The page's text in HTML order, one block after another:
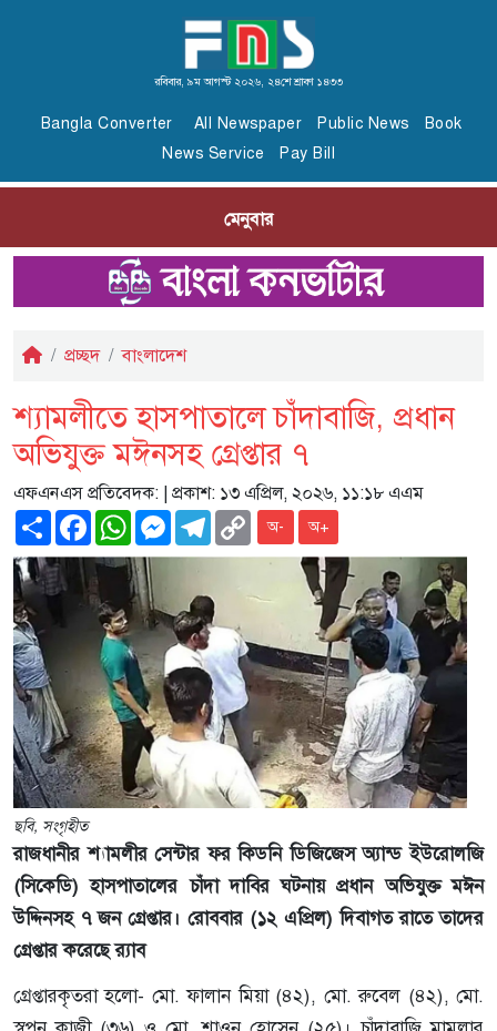
রবিবার, ৯ম আগস্ট ২০২৬, ২৪শে শ্রাবণ ১৪৩৩
Bangla Converter All Newspaper Public News
Book
News Service
Pay Bill
মেনুবার
প্রচ্ছদ বাংলাদেশ
শ্যামলীতে হাসপাতালে চাঁদাবাজি, প্রধান
অভিযুক্ত মঈনসহ গ্রেপ্তার ৭
এফএনএস প্রতিবেদক: | প্রকাশ: ১৩ এপ্রিল, ২০২৬, ১১:১৮ এএম
ShareFacebookWhatsAppMessenger
Telegram
Copy
Link
অ- অ+
ছবি, সংগৃহীত
রাজধানীর শ্যামলীর সেন্টার ফর কিডনি ডিজিজেস অ্যান্ড ইউরোলজি
(সিকেডি) হাসপাতালের চাঁদা দাবির ঘটনায় প্রধান অভিযুক্ত মঈন
উদ্দিনসহ ৭ জন গ্রেপ্তার। রোববার (১২ এপ্রিল) দিবাগত রাতে তাদের
গ্রেপ্তার করেছে র‌্যাব
গ্রেপ্তারকৃতরা হলো- মো. ফালান মিয়া (৪২), মো. রুবেল (৪২), মো.